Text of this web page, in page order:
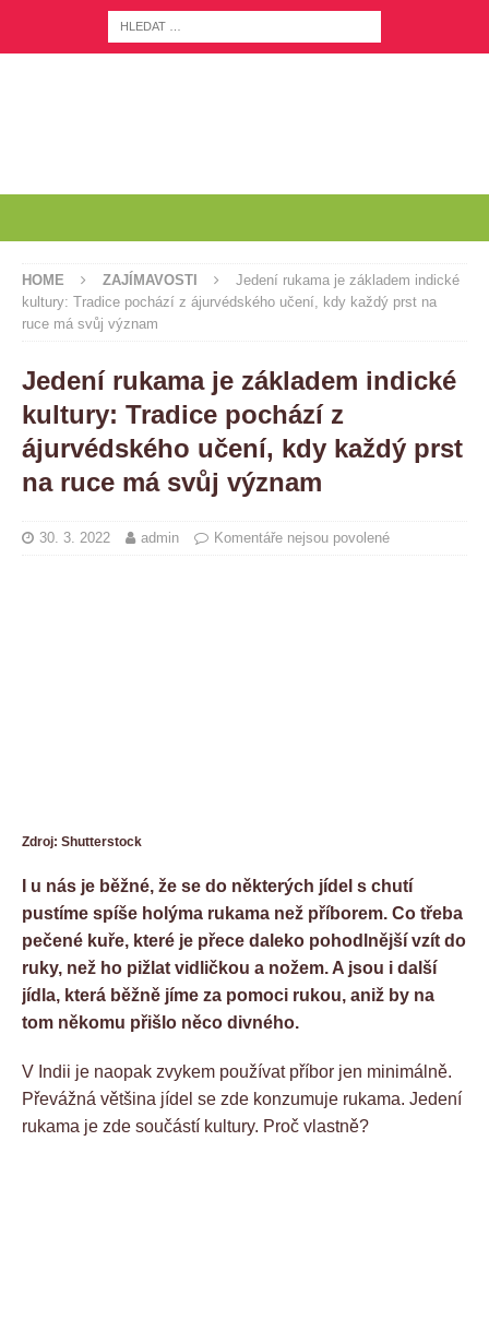
HOME ZAJÍMAVOSTI
Jedení rukama je základem indické
kultury: Tradice pochází z ájurvédského učení, kdy každý prst na
ruce má svůj význam
Jedení rukama je základem indické
kultury: Tradice pochází z
ájurvédského učení, kdy každý prst
na ruce má svůj význam
30. 3. 2022 admin Komentáře nejsou povolené
Zdroj: Shutterstock
I u nás je běžné, že se do některých jídel s chutí
pustíme spíše holýma rukama než příborem. Co třeba
pečené kuře, které je přece daleko pohodlnější vzít do
ruky, než ho pižlat vidličkou a nožem. A jsou i další
jídla, která běžně jíme za pomoci rukou, aniž by na
tom někomu přišlo něco divného.
V Indii je naopak zvykem používat příbor jen minimálně.
Převážná většina jídel se zde konzumuje rukama. Jedení
rukama je zde součástí kultury. Proč vlastně?